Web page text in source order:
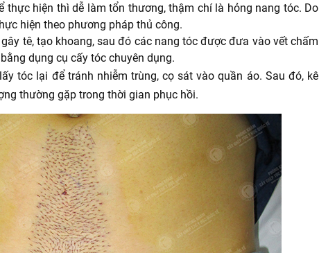
thực hiện thì dễ làm tổn thương, thậm chí là hỏng nang tóc. Do
hiện theo phương pháp thủ công.
tê, tạo khoang, sau đó các nang tóc được đưa vào vết chấm
dụng cụ cấy tóc chuyên dụng.
tóc lại để tránh nhiễm trùng, cọ sát vào quần áo. Sau đó, kê
thường gặp trong thời gian phục hồi.